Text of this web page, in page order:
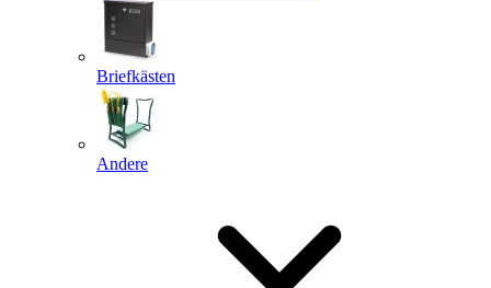
Briefkästen
Andere